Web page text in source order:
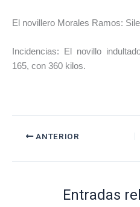
El novillero Morales Ramos:
Incidencias: El novillo
165, con 360 kilos.
ANTERIOR
Entradas